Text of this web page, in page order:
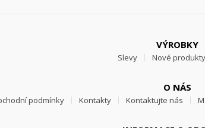
VÝROBKY
Slevy Nové produkty
O NÁS
podmínky Kontakty Kontaktujte nás